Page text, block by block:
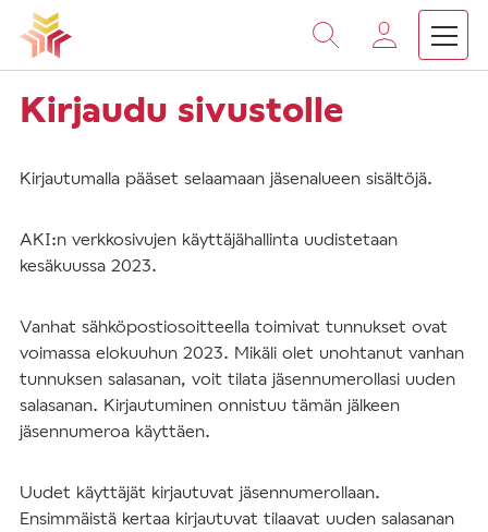
Vieritä
sisältöön
Kirjaudu sivustolle
Kirjautumalla pääset selaamaan jäsenalueen sisältöjä.
AKI:n verkkosivujen käyttäjähallinta uudistetaan
kesäkuussa 2023.
Vanhat sähköpostiosoitteella toimivat tunnukset ovat
voimassa elokuuhun 2023. Mikäli olet unohtanut vanhan
tunnuksen salasanan, voit tilata jäsennumerollasi uuden
salasanan. Kirjautuminen onnistuu tämän jälkeen
jäsennumeroa käyttäen.
Uudet käyttäjät kirjautuvat jäsennumerollaan.
Ensimmäistä kertaa kirjautuvat tilaavat uuden salasanan